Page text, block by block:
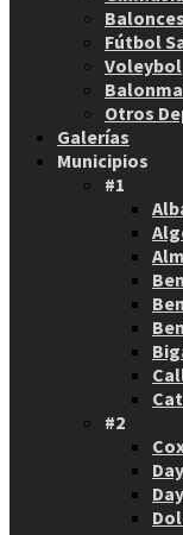
Fútbol
Voleybol
Otros
Galerías
Municipios
#1
#2